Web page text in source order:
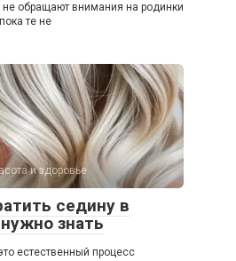
обращают внимания на родинки
те не
и здоровье
седину в
знать
естественный процесс